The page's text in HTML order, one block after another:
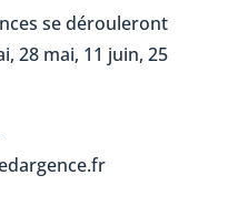
se dérouleront
28 mai, 11 juin, 25